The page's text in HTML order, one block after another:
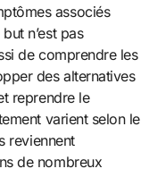
associés
n’est pas
de comprendre les
des alternatives
reprendre le
varient selon le
reviennent
de nombreux